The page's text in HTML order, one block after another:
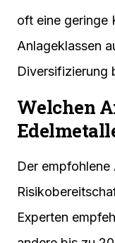
oft eine geringe
Anlageklassen
Diversifizierung
Welchen
Der
Experten